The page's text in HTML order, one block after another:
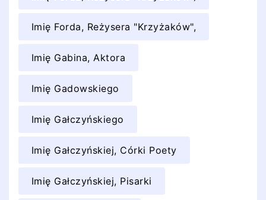
Imię Forda, Reżysera "Krzyżaków",
Imię Gabina, Aktora
Imię Gadowskiego
Imię Gałczyńskiego
Imię Gałczyńskiej, Córki Poety
Imię Gałczyńskiej, Pisarki